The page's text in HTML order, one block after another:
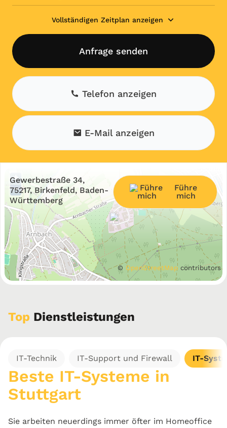
Vollständigen Zeitplan anzeigen
Anfrage senden
Telefon anzeigen
E-Mail anzeigen
+
−
© OpenStreetMap contributors
Gewerbestraße 34,
75217, Birkenfeld, Baden-
Württemberg
Führe
mich
Top Dienstleistungen
IT-Technik IT-Support und Firewall IT-
Beste IT-Systeme in
Stuttgart
Sie arbeiten neuerdings immer öfter im Homeoffice